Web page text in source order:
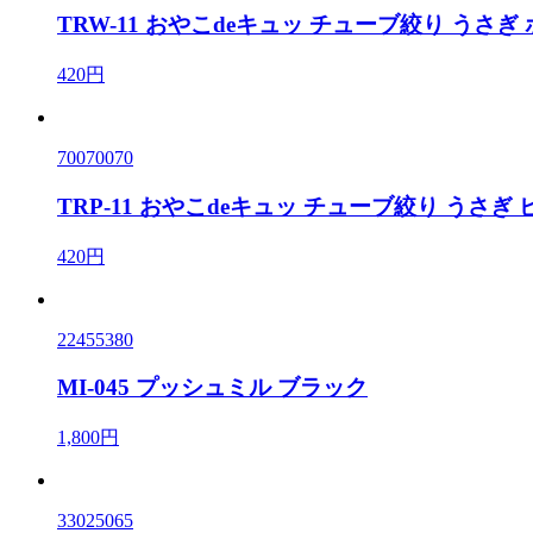
TRW-11 おやこdeキュッ チューブ絞り うさぎ
420円
70070070
TRP-11 おやこdeキュッ チューブ絞り うさぎ
420円
22455380
MI-045 プッシュミル ブラック
1,800円
33025065